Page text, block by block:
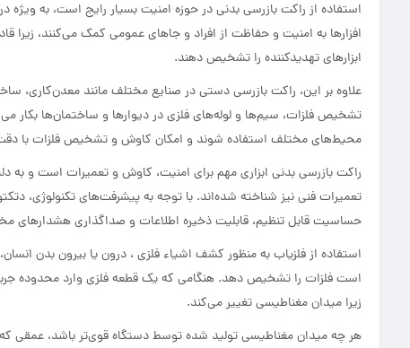
استفاده از راکت بازرسی بدنی در حوزه امنیت بسیار رایج است، به
افزارها به امنیت و حفاظت از افراد و جا‌های عمومی کمک می‌کنند، زیرا
ابزارهای تهدیدکننده را تشخیص دهند.
علاوه بر این، راکت بازرسی دستی در صنایع مختلف مانند معدن‌کاری،
تشخیص فلزات، سیم‌ها و لوله‌های فلزی در دیوارها و ساختمان‌ها بکار
محیط‌های مختلف استفاده شوند و امکان کاوش و تشخیص فلزات با دقت
راکت بازرسی بدنی ابزاری مهم برای امنیت، کاوش و تعمیرات است و به
تعمیرات فنی نیز شناخته شده‌اند. با توجه به پیشرفت‌های تکنولوژی،
حساسیت قابل تنظیم، قابلیت ذخیره اطلاعات و صداگذاری هشدارهای
استفاده از فلزیاب به منظور کشف اشیاء فلزی ، درون یا بیرون بدن
است فلزات را تشخیص دهد. هنگامی که یک قطعه فلزی وارد محدوده
زیرا میدان مغناطیسی تغییر می‌کند.
هر چه میدان مغناطیسی تولید شده توسط دستگاه قوی‌تر باشد، عمقی که